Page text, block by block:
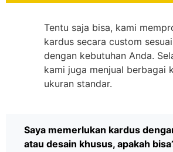
Tentu saja bisa, kami
kardus secara custom sesuai
dengan kebutuhan Anda.
kami juga menjual berbagai
ukuran standar.
Saya memerlukan kardus
atau desain khusus, apakah